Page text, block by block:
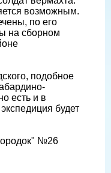
возможным.
по его
на сборном
подобное
есть и в
будет
№26